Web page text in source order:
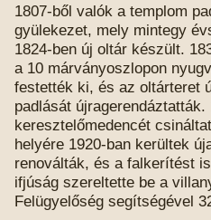
1807-ből valók a templom
gyülekezet, mely mintegy
1824-ben új oltár készült.
a 10 márványoszlopon
festették ki, és az oltárteret
padlását
keresztelőmedencét
helyére 1920-ban kerültek
renoválták, és a falkerítést
ifjúság szereltette be a
Felügyelőség segítségével